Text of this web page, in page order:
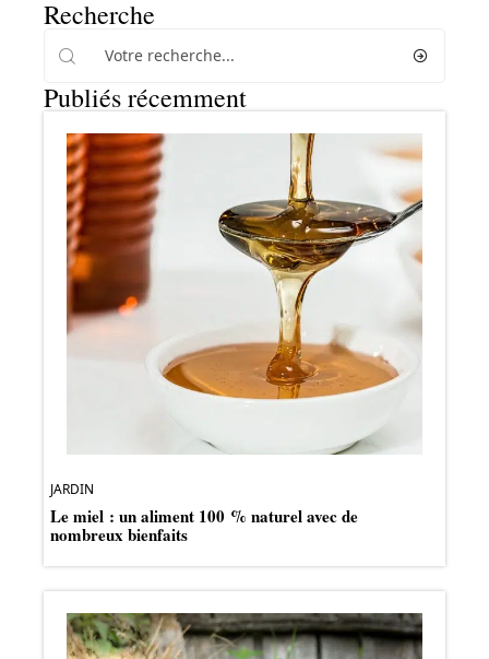
Recherche
Publiés récemment
JARDIN
Le miel : un aliment 100 % naturel avec de
nombreux bienfaits